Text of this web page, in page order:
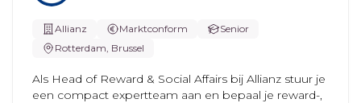
Allianz Marktconform
Senior
Rotterdam, Brussel
Als Head of Reward & Social Affairs bij Allianz stuur je
een compact expertteam aan en bepaal je reward-,